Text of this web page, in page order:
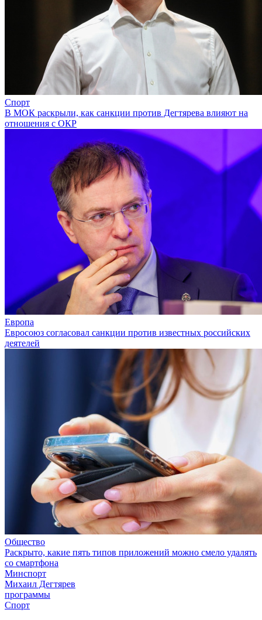
Спорт
В МОК раскрыли, как санкции против Дегтярева влияют на
отношения с ОКР
Европа
Евросоюз согласовал санкции против известных российских
деятелей
Общество
Раскрыто, какие пять типов приложений можно смело удалять
со смартфона
Минспорт
Михаил Дегтярев
программы
Спорт